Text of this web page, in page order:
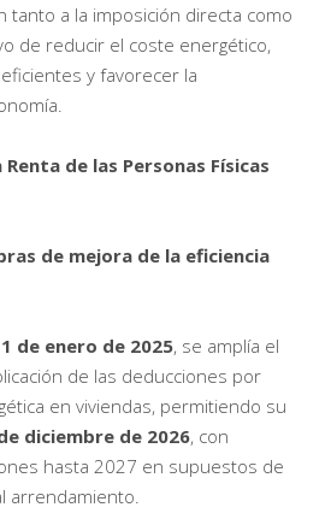
tanto a la imposición directa como
de reducir el coste energético,
y favorecer la
de las Personas Físicas
de mejora de la eficiencia
de enero de 2025, se amplía el
de las deducciones por
en viviendas, permitiendo su
diciembre de 2026, con
hasta 2027 en supuestos de
arrendamiento.